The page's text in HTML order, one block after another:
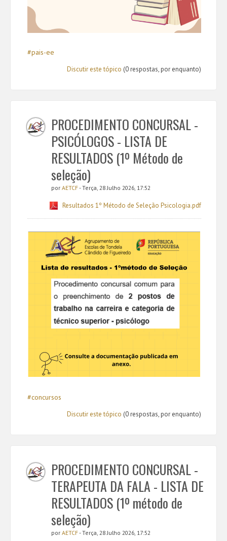
#pais-ee
Discutir este tópico (0 respostas, por enquanto)
PROCEDIMENTO CONCURSAL -
PSICÓLOGOS - LISTA DE
RESULTADOS (1º Método de
seleção)
por AETCF- Terça, 28 Julho 2026, 17:52
Resultados 1º Método de Seleção Psicologia.pdf
#concursos
Discutir este tópico (0 respostas, por enquanto)
PROCEDIMENTO CONCURSAL -
TERAPEUTA DA FALA - LISTA DE
RESULTADOS (1º método de
seleção)
por AETCF- Terça, 28 Julho 2026, 17:52